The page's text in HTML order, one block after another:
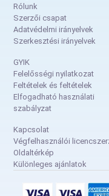
Rólunk
Szerzői csapat
Adatvédelmi irányelvek
Szerkesztési irányelvek
GYIK
Felelősségi nyilatkozat
Feltételek és feltételek
Elfogadható használati
szabályzat
Kapcsolat
Végfelhasználói
Oldaltérkép
Különleges ajánlatok